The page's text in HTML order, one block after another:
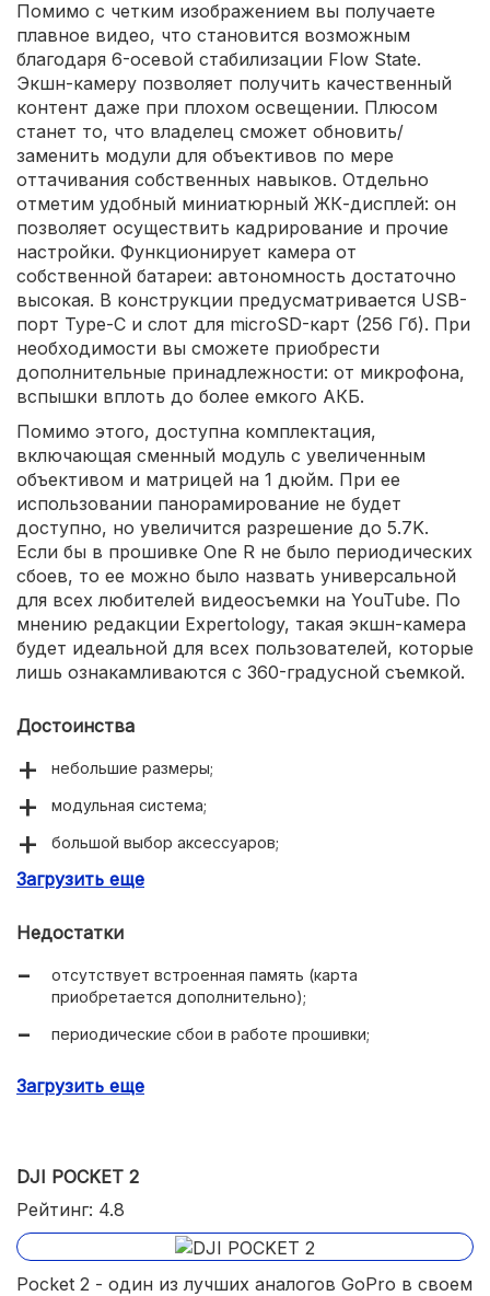
Помимо с четким изображением вы получаете
плавное видео, что становится возможным
благодаря 6-осевой стабилизации Flow State.
Экшн-камеру позволяет получить качественный
контент даже при плохом освещении. Плюсом
станет то, что владелец сможет обновить/
заменить модули для объективов по мере
оттачивания собственных навыков. Отдельно
отметим удобный миниатюрный ЖК-дисплей: он
позволяет осуществить кадрирование и прочие
настройки. Функционирует камера от
собственной батареи: автономность достаточно
высокая. В конструкции предусматривается USB-
порт Type-C и слот для microSD-карт (256 Гб). При
необходимости вы сможете приобрести
дополнительные принадлежности: от микрофона,
вспышки вплоть до более емкого АКБ.
Помимо этого, доступна комплектация,
включающая сменный модуль с увеличенным
объективом и матрицей на 1 дюйм. При ее
использовании панорамирование не будет
доступно, но увеличится разрешение до 5.7K.
Если бы в прошивке One R не было периодических
сбоев, то ее можно было назвать универсальной
для всех любителей видеосъемки на YouTube. По
мнению редакции Expertology, такая экшн-камера
будет идеальной для всех пользователей, которые
лишь ознакамливаются с 360-градусной съемкой.
Достоинства
небольшие размеры;
модульная система;
большой выбор аксессуаров;
емкая АКБ (1190 мАч);
отменная стабилизация;
фирменная утилита для обработки;
понятный интерфейс;
стильный внешний вид;
есть USB-порт Type-C.
Загрузить еще
Недостатки
отсутствует встроенная память (карта
приобретается дополнительно);
периодические сбои в работе прошивки;
Загрузить еще
DJI POCKET 2
Рейтинг: 4.8
Pocket 2 - один из лучших аналогов GoPro в своем